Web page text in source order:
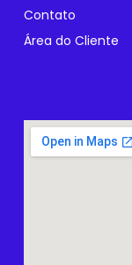
Contato
Área do Cliente